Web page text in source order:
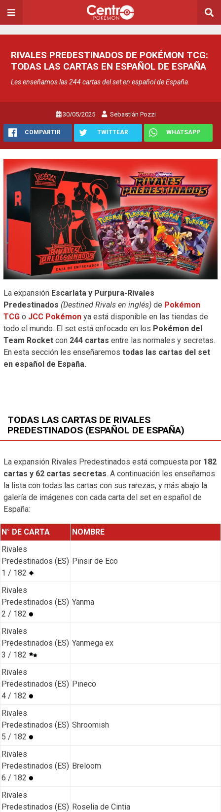
RIVALES PREDESTINADOS DE POKÉMON TCG:
TODAS LAS CARTAS EN ESPAÑOL DE ESPAÑA
Les enseñamos las 244 cartas del set en español de España.
30/05/2025 Sebastián Pozzi
COMPARTIR TWITTEAR WHATSAPP
La expansión Escarlata y Purpura-Rivales
Predestinados (Destined Rivals en inglés) de Pokémon
TCG o JCC Pokémon ya está disponible en las tiendas de
todo el mundo. El set está enfocado en los Pokémon del
Team Rocket con 244 cartas entre las normales y secretas.
En esta sección les enseñaremos todas las cartas del set
en español de España.
TODAS LAS CARTAS DE RIVALES
PREDESTINADOS (ESPAÑOL DE ESPAÑA)
La expansión Rivales Predestinados está compuesta por 182
cartas y 62 cartas secretas. A continuación les enseñamos
la lista con todas las cartas con sus rarezas, y más abajo la
galería de imágenes con cada carta del set en español de
España:
N° DE CARTA
NOMBRE
Rivales
Predestinados (ES)
1 / 182
Pinsir de Eco
Rivales
Predestinados (ES)
2 / 182
Yanma
Rivales
Predestinados (ES)
3 / 182
Yanmega ex
Rivales
Predestinados (ES)
4 / 182
Pineco
Rivales
Predestinados (ES)
5 / 182
Shroomish
Rivales
Predestinados (ES)
6 / 182
Breloom
Rivales
Predestinados (ES) Roselia de Cintia